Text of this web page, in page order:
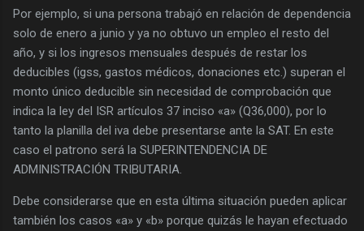
Por ejemplo, si una persona trabajó en relación de dependencia
solo de enero a junio y ya no obtuvo un empleo el resto del
año, y si los ingresos mensuales después de restar los
deducibles (igss, gastos médicos, donaciones etc.) superan el
monto único deducible sin necesidad de comprobación que
indica la ley del ISR artículos 37 inciso «a» (Q36,000), por lo
tanto la planilla del iva debe presentarse ante la SAT. En este
caso el patrono será la SUPERINTENDENCIA DE
ADMINISTRACIÓN TRIBUTARIA.
Debe considerarse que en esta última situación pueden aplicar
también los casos «a» y «b» porque quizás le hayan efectuado